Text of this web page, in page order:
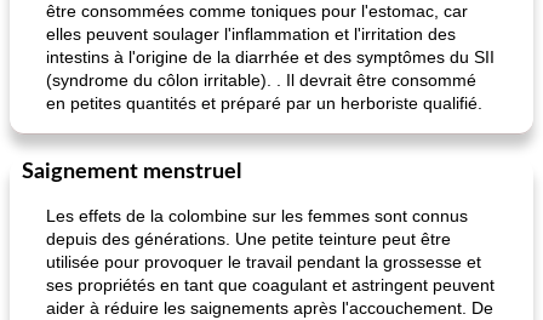
pois chiches rôtis aux épices
être consommées comme toniques pour l'estomac, car
elles peuvent soulager l'inflammation et l'irritation des
intestins à l'origine de la diarrhée et des symptômes du SII
(syndrome du côlon irritable). . Il devrait être consommé
en petites quantités et préparé par un herboriste qualifié.
Saignement menstruel
Les effets de la colombine sur les femmes sont connus
depuis des générations. Une petite teinture peut être
utilisée pour provoquer le travail pendant la grossesse et
ses propriétés en tant que coagulant et astringent peuvent
aider à réduire les saignements après l'accouchement. De